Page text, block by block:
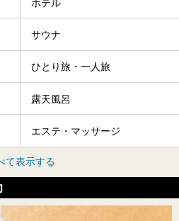
ホテル
サウナ
ひとり旅・一人旅
露天風呂
エステ・マッサージ
て表示する